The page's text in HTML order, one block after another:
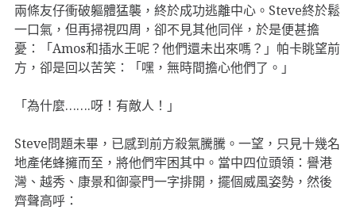
兩條友仔衝破軀體猛襲，終於成功逃離中心。Steve終於鬆
一口氣，但再掃視四周，卻不見其他同伴，於是便甚擔
憂：「Amos和插水王呢？他們還未出來嗎？」帕卡眺望前
方，卻是回以苦笑：「嘿，無時間擔心他們了。」
「為什麼…….呀！有敵人！」
Steve問題未畢，已感到前方殺氣騰騰。一望，只見十幾名
地產佬蜂擁而至，將他們牢困其中。當中四位頭領：譽港
灣、越秀、康景和御豪門一字排開，擺個威風姿勢，然後
齊聲高呼：